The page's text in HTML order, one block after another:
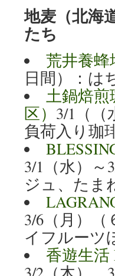
地麦（北海
たち
荒井養蜂
日間）：
土鍋焙煎
区） 3/1（（
負荷入り珈
3/1（水）
ジュ、たま
3/6（月）
イフルーツ
香遊生活